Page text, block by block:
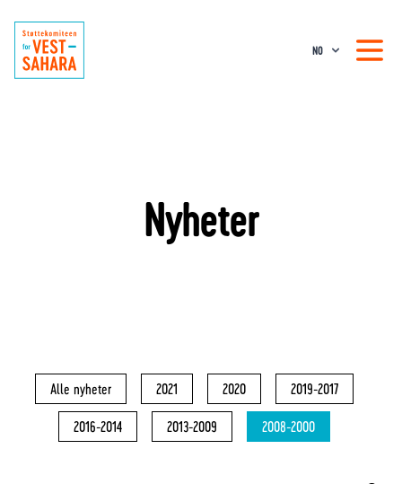
NO
Nyheter
Alle nyheter 2021 2020 2019-2017
2016-2014 2013-2009 2008-2000